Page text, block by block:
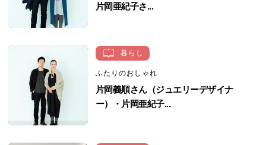
片岡亜紀子さ...
暮らし
ふたりのおしゃれ
片岡義順さん（ジュエリーデザイナ
ー）・片岡亜紀子...